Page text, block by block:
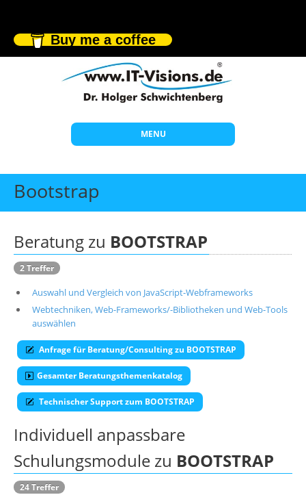
Buy me a coffee
MENU
Start
Themen
Individuelle Schulungen
Wissen
Suche
Bootstrap
Beratung zu BOOTSTRAP
2 Treffer
Auswahl und Vergleich von JavaScript-Webframeworks
Webtechniken, Web-Frameworks/-Bibliotheken und Web-Tools
auswählen
Anfrage für Beratung/Consulting zu BOOTSTRAP
Gesamter Beratungsthemenkatalog
Technischer Support zum BOOTSTRAP
Individuell anpassbare
Schulungsmodule zu BOOTSTRAP
24 Treffer